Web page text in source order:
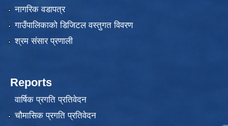
नागरिक वडापत्र
गाउँपालिकाको डिजिटल वस्तुगत विवरण
श्रम संसार प्रणाली
Reports
वार्षिक प्रगति प्रतिवेदन
चौमासिक प्रगति प्रतिवेदन